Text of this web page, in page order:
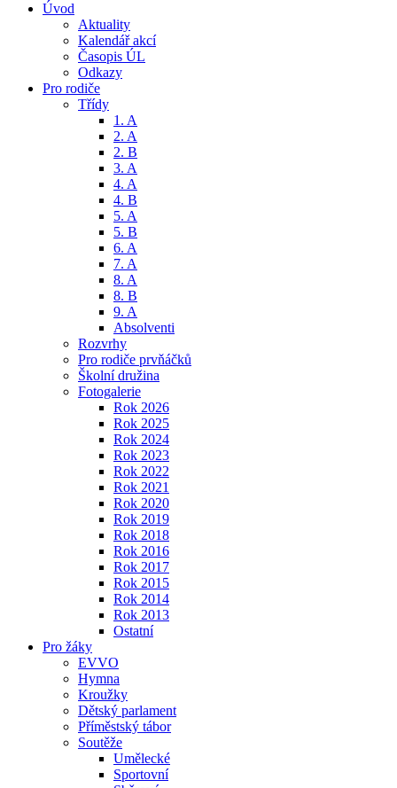
Úvod
Aktuality
Kalendář akcí
Časopis ÚL
Odkazy
Pro rodiče
Třídy
1. A
2. A
2. B
3. A
4. A
4. B
5. A
5. B
6. A
7. A
8. A
8. B
9. A
Absolventi
Rozvrhy
Pro rodiče prvňáčků
Školní družina
Fotogalerie
Rok 2026
Rok 2025
Rok 2024
Rok 2023
Rok 2022
Rok 2021
Rok 2020
Rok 2019
Rok 2018
Rok 2016
Rok 2017
Rok 2015
Rok 2014
Rok 2013
Ostatní
Pro žáky
EVVO
Hymna
Kroužky
Dětský parlament
Příměstský tábor
Soutěže
Umělecké
Sportovní